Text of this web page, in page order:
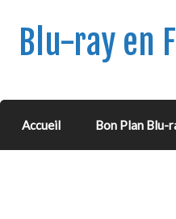
Blu-ray en
Accueil Bon Plan Blu-